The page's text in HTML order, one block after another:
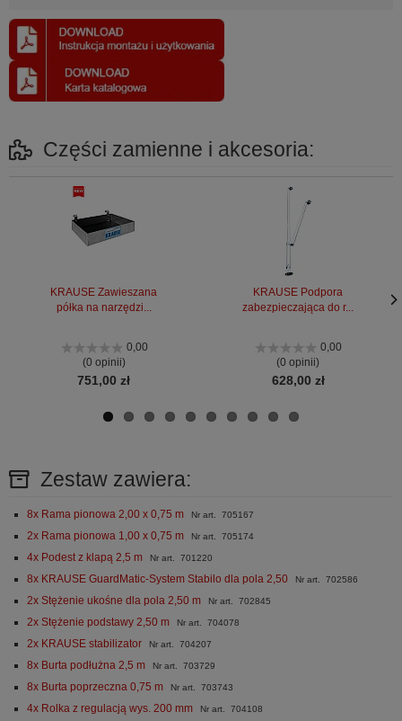
Części zamienne i akcesoria:
KRAUSE Zawieszana
półka na narzędzi...
0,00
(0 opinii)
751,00 zł
KRAUSE Podpora
zabezpieczająca do r...
0,00
(0 opinii)
628,00 zł
Zestaw zawiera:
8x Rama pionowa 2,00 x 0,75 m Nr art. 705167
2x Rama pionowa 1,00 x 0,75 m Nr art. 705174
4x Podest z klapą 2,5 m Nr art. 701220
8x KRAUSE GuardMatic-System Stabilo dla pola 2,50 Nr art. 702586
2x Stężenie ukośne dla pola 2,50 m Nr art. 702845
2x Stężenie podstawy 2,50 m Nr art. 704078
2x KRAUSE stabilizator Nr art. 704207
8x Burta podłużna 2,5 m Nr art. 703729
8x Burta poprzeczna 0,75 m Nr art. 703743
4x Rolka z regulacją wys. 200 mm Nr art. 704108